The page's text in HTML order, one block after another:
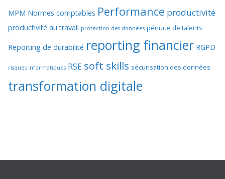
MPM Normes comptables Performance productivité
productivité au travail protection des données pénurie de talents
Reporting de durabilité reporting financier RGPD
risques informatiques RSE soft skills sécurisation des données
transformation digitale